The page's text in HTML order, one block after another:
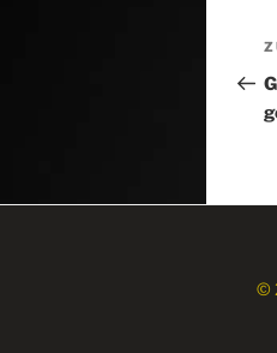
©